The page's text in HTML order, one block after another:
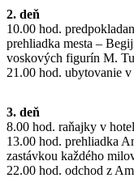
2. deň
10.00 hod.
prehliadka mesta –
voskových figurín M.
21.00 hod. ubytovanie v
3. deň
8.00 hod. raňajky v
13.00 hod. prehliadka
zastávkou každého
22.00 hod. odchod z